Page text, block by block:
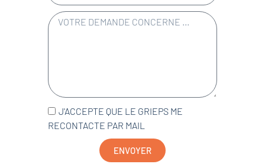
J'ACCEPTE QUE LE GRIEPS ME
RECONTACTE PAR MAIL
ENVOYER